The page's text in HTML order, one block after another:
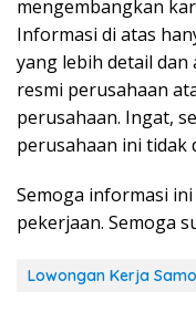
mengembangkan
Informasi di atas
yang lebih detail
resmi perusahaan
perusahaan. Ingat,
perusahaan ini tidak
Semoga informasi
pekerjaan. Semoga
Lowongan Kerja